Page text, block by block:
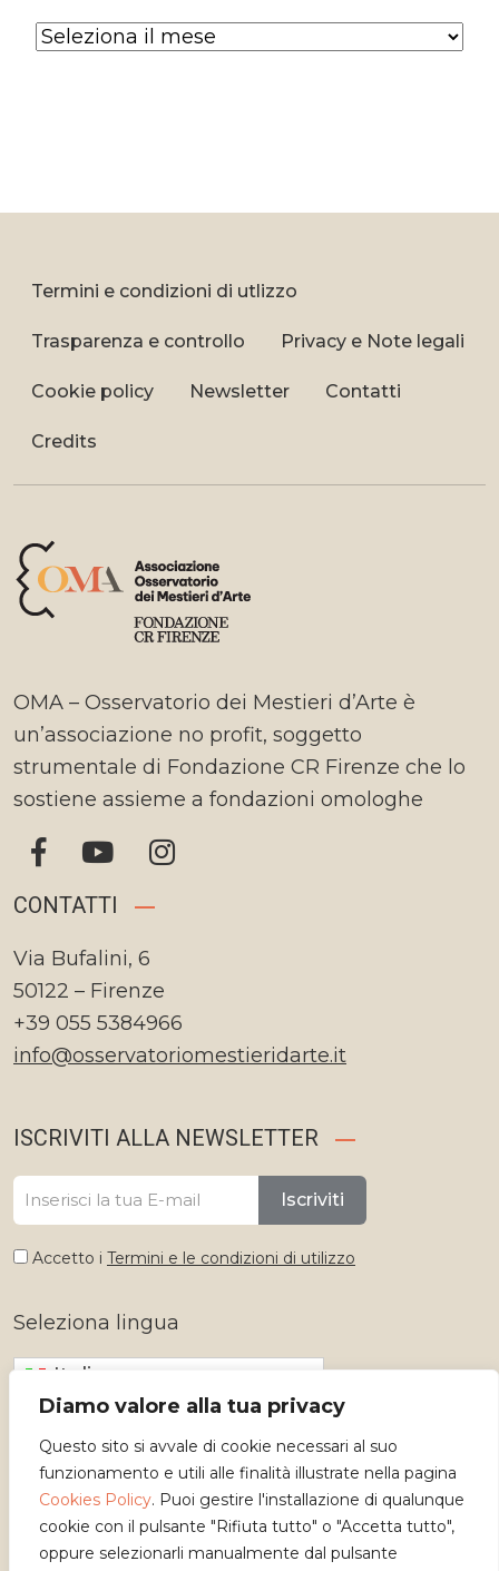
Diamo valore alla tua privacy
Questo sito si avvale di cookie necessari al suo
funzionamento e utili alle finalità illustrate nella pagina
Cookies Policy. Puoi gestire l'installazione di qualunque
cookie con il pulsante "Rifiuta tutto" o "Accetta tutto",
oppure selezionarli manualmente dal pulsante
Archives
Termini e condizioni di utlizzo
Trasparenza e controllo Privacy e Note legali
Cookie policy Newsletter Contatti
Credits
OMA – Osservatorio dei Mestieri d’Arte è
un’associazione no profit, soggetto
strumentale di Fondazione CR Firenze che lo
sostiene assieme a fondazioni omologhe
CONTATTI
Via Bufalini, 6
50122 – Firenze
+39 055 5384966
info@osservatoriomestieridarte.it
ISCRIVITI ALLA NEWSLETTER
Iscriviti
Accetto i Termini e le condizioni di utilizzo
Seleziona lingua
Italiano